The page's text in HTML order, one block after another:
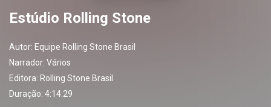
Estúdio Rolling Stone
Autor: Equipe Rolling Stone Brasil
Narrador: Vários
Editora: Rolling Stone Brasil
Duração: 4:14:29